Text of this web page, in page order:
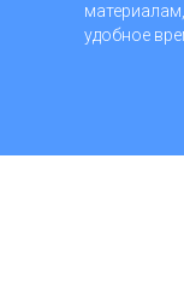
удобное